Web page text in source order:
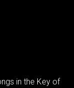
in the Key of